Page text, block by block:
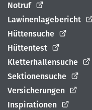
Notruf
Lawinenlagebericht
Hüttensuche
Hüttentest
Kletterhallensuche
Sektionensuche
Versicherungen
Inspirationen